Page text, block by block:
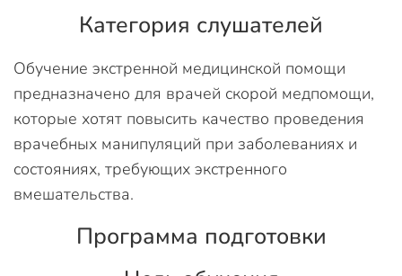
Категория слушателей
Обучение экстренной медицинской помощи
предназначено для врачей скорой медпомощи,
которые хотят повысить качество проведения
врачебных манипуляций при заболеваниях и
состояниях, требующих экстренного
вмешательства.
Программа подготовки